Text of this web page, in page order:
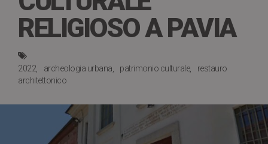
RELIGIOSO A PAVIA
2022 archeologia urbana patrimonio culturale
restauro
architettonico